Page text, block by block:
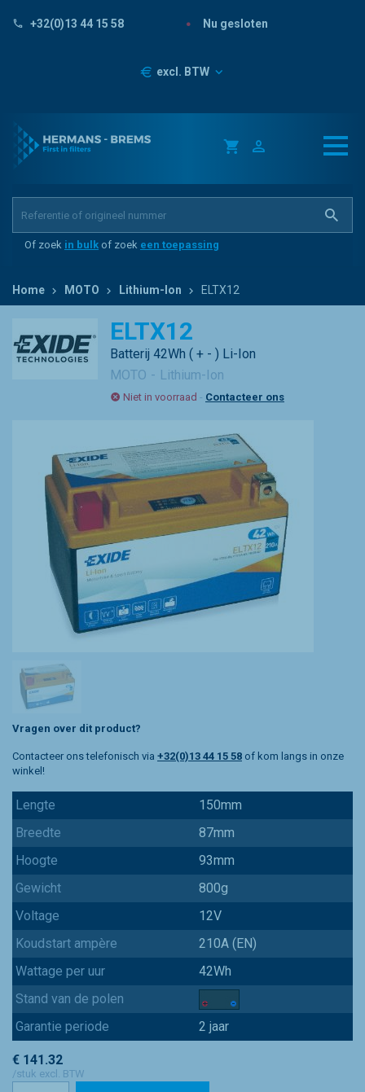
+32(0)13 44 15 58 Nu gesloten
Prijzen
excl. BTW
Of zoek in bulk of zoek een toepassing
Home MOTO Lithium-Ion ELTX12
ELTX12
Batterij 42Wh ( + - ) Li-Ion
MOTO
Lithium-Ion
Niet in voorraad - Contacteer ons
Vragen over dit product?
Contacteer ons telefonisch via +32(0)13 44 15 58 of kom langs in onze
winkel!
Lengte
150mm
Breedte
87mm
Hoogte
93mm
Gewicht
800g
Voltage
12V
Koudstart ampère
210A (EN)
Wattage per uur
42Wh
Stand van de polen
Garantie periode
2 jaar
€ 141.32
/stuk excl. BTW